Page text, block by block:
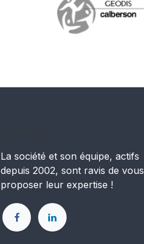
La société et son équipe, actifs
depuis 2002, sont ravis de vous
proposer leur expertise !